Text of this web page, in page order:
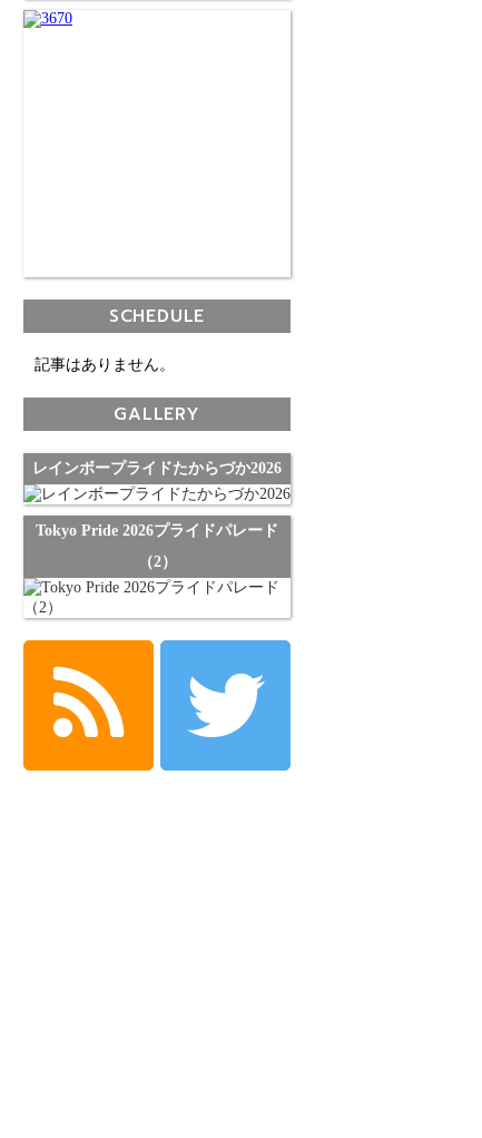
SCHEDULE
記事はありません。
GALLERY
レインボープライドたからづか2026
Tokyo Pride 2026プライドパレード
（2）